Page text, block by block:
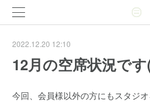
2022.12.20 12:10
12月の空席状況です
今回、会員様以外の方にもスタジ